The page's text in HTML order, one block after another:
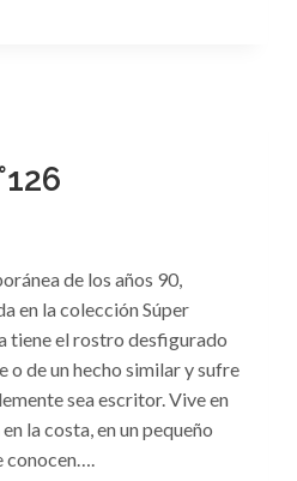
de los años 90,
en la colección Súper
tiene el rostro desfigurado
o de un hecho similar y sufre
sea escritor. Vive en
la costa, en un pequeño
conocen….